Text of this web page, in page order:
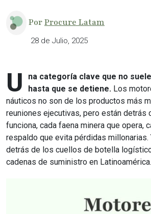
PorProcure Latam
28 de Julio, 2025
U
na categoría clave que no
hasta que se detiene. Los
náuticos no son de los productos más
reuniones ejecutivas, pero están detrás
funciona, cada faena minera que opera,
respaldo que evita pérdidas millonarias.
detrás de los cuellos de botella
cadenas de suministro en Latinoamérica.